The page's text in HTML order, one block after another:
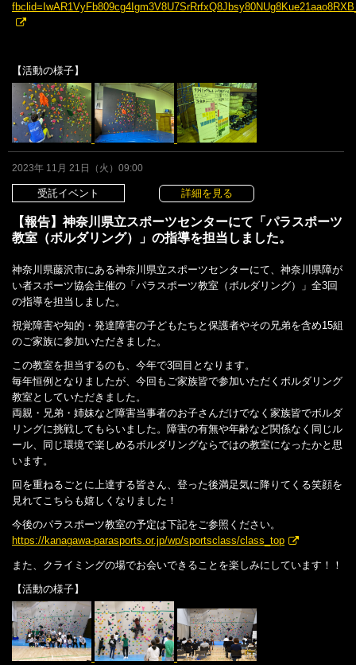
【活動の様子】
2023年 11月 21日（火）09:00
受託イベント 詳細を見る
【報告】神奈川県立スポーツセンターにて「パラスポーツ
教室（ボルダリング）」の指導を担当しました。
神奈川県藤沢市にある神奈川県立スポーツセンターにて、神奈川県障が
い者スポーツ協会主催の「パラスポーツ教室（ボルダリング）」全3回
の指導を担当しました。
視覚障害や知的・発達障害の子どもたちと保護者やその兄弟を含め15組
のご家族に参加いただきました。
この教室を担当するのも、今年で3回目となります。
毎年恒例となりましたが、今回もご家族皆で参加いただくボルダリング
教室としていただきました。
両親・兄弟・姉妹など障害当事者のお子さんだけでなく家族皆でボルダ
リングに挑戦してもらいました。障害の有無や年齢など関係なく同じル
ール、同じ環境で楽しめるボルダリングならではの教室になったかと思
います。
回を重ねるごとに上達する皆さん、登った後満足気に降りてくる笑顔を
見れてこちらも嬉しくなりました！
今後のパラスポーツ教室の予定は下記をご参照ください。
https://kanagawa-parasports.or.jp/wp/sportsclass/class_top
また、クライミングの場でお会いできることを楽しみにしています！！
【活動の様子】